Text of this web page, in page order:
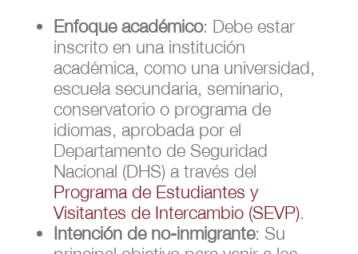
Enfoque académico: Debe estar
inscrito en una institución
académica, como una universidad,
escuela secundaria, seminario,
conservatorio o programa de
idiomas, aprobada por el
Departamento de Seguridad
Nacional (DHS) a través del
Programa de Estudiantes y
Visitantes de Intercambio (SEVP).
Intención de no-inmigrante: Su